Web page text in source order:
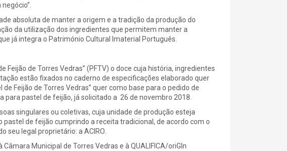
absoluta de manter a origem e a tradição da produção do
da utilização dos ingredientes que permitem manter a
já integra o Património Cultural Imaterial Português.
Feijão de Torres Vedras” (PFTV) o doce cuja história, ingredientes
estão fixados no caderno de especificações elaborado quer
Feijão de Torres Vedras” quer como base para o pedido de
pastel de feijão, já solicitado a 26 de novembro 2018.
singulares ou coletivas, cuja unidade de produção esteja
de feijão cumprindo a receita tradicional, de acordo com o
seu legal proprietário: a ACIRO.
Municipal de Torres Vedras e à QUALIFICA/oriGIn